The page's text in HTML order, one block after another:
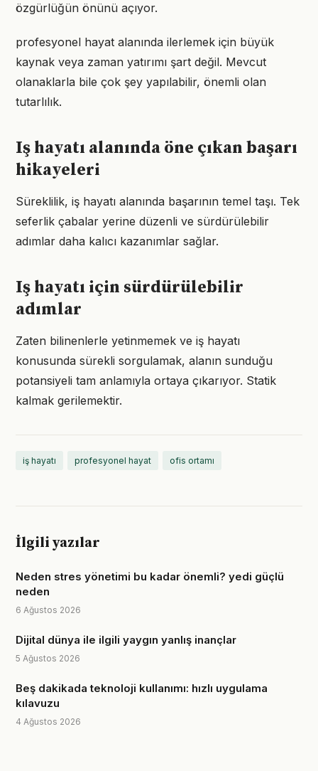
özgürlüğün önünü açıyor.
profesyonel hayat alanında ilerlemek için büyük
kaynak veya zaman yatırımı şart değil. Mevcut
olanaklarla bile çok şey yapılabilir, önemli olan
tutarlılık.
Iş hayatı alanında öne çıkan başarı
hikayeleri
Süreklilik, iş hayatı alanında başarının temel taşı. Tek
seferlik çabalar yerine düzenli ve sürdürülebilir
adımlar daha kalıcı kazanımlar sağlar.
Iş hayatı için sürdürülebilir
adımlar
Zaten bilinenlerle yetinmemek ve iş hayatı
konusunda sürekli sorgulamak, alanın sunduğu
potansiyeli tam anlamıyla ortaya çıkarıyor. Statik
kalmak gerilemektir.
iş hayatı profesyonel hayat ofis ortamı
İlgili yazılar
Neden stres yönetimi bu kadar önemli? yedi güçlü
neden
6 Ağustos 2026
Dijital dünya ile ilgili yaygın yanlış inançlar
5 Ağustos 2026
Beş dakikada teknoloji kullanımı: hızlı uygulama
kılavuzu
4 Ağustos 2026